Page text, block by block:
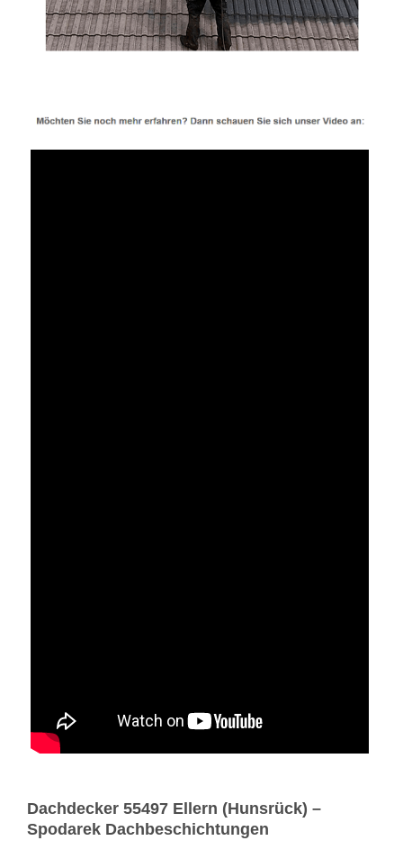
Dachdecker 55497 Ellern (Hunsrück) –
Spodarek Dachbeschichtungen